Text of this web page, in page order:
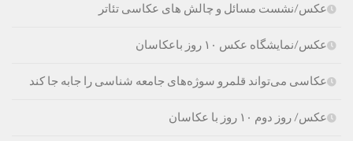
عکس/نشست مسائل و چالش های عکاسی تئاتر
عکس/نمایشگاه عکس ۱۰ روز باعکاسان
عکاسی می‌تواند قلمرو سوژه‌های جامعه شناسی را جابه جا کند
عکس/ روز دوم ۱۰ روز با عکاسان